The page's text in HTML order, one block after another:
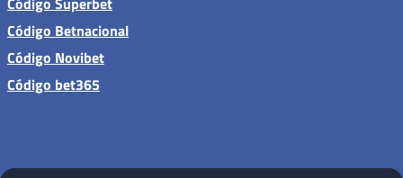
Código Betnacional
Código Novibet
Código bet365